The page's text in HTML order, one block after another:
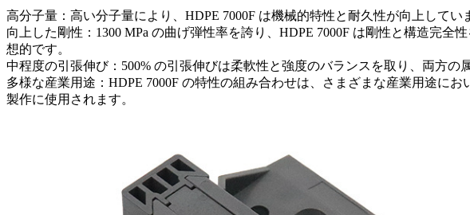
高分子量：高い分子量により、HDPE 7000F は機械的特性と耐久性が向上して
向上した剛性：1300 MPa の曲げ弾性率を誇り、HDPE 7000F は剛性と構造完
想的です。
中程度の引張伸び：500% の引張伸びは柔軟性と強度のバランスを取り、両方
多様な産業用途：HDPE 7000F の特性の組み合わせは、さまざまな産業用途に
製作に使用されます。